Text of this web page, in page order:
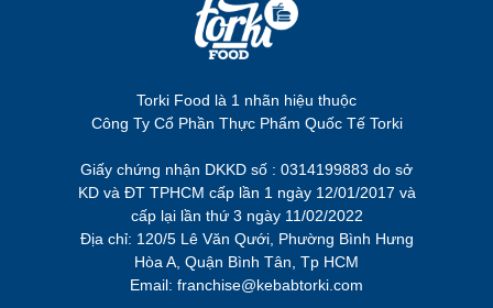
Torki Food là 1 nhãn hiệu thuộc
Công Ty Cổ Phần Thực Phẩm Quốc Tế Torki
Giấy chứng nhận DKKD số : 0314199883 do sở
KD và ĐT TPHCM cấp lần 1 ngày 12/01/2017 và
cấp lại lần thứ 3 ngày 11/02/2022
Địa chỉ: 120/5 Lê Văn Qưới, Phường Bình Hưng
Hòa A, Quận Bình Tân, Tp HCM
Email: franchise@kebabtorki.com